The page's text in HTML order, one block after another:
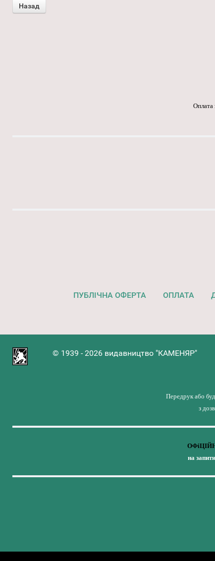
Оплата
ПУБЛІЧНА ОФЕРТА ОПЛАТА
© 1939 - 2026 видавництво "КАМЕНЯР"
Передрук або
з
на